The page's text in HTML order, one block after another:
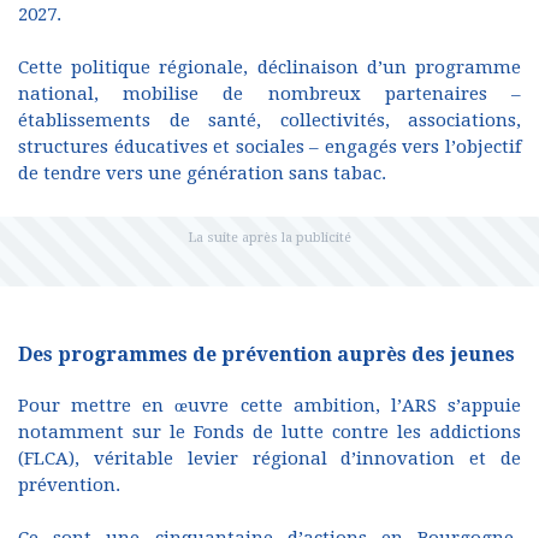
2027.
Cette politique régionale, déclinaison d’un programme
national, mobilise de nombreux partenaires –
établissements de santé, collectivités, associations,
structures éducatives et sociales – engagés vers l’objectif
de tendre vers une génération sans tabac.
Des programmes de prévention auprès des jeunes
Pour mettre en œuvre cette ambition, l’ARS s’appuie
notamment sur le Fonds de lutte contre les addictions
(FLCA), véritable levier régional d’innovation et de
prévention.